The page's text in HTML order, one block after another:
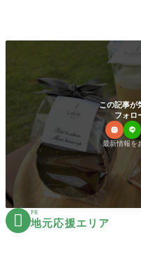
この記事が
フォロ
最新情報を
 PR
地元応援エリア